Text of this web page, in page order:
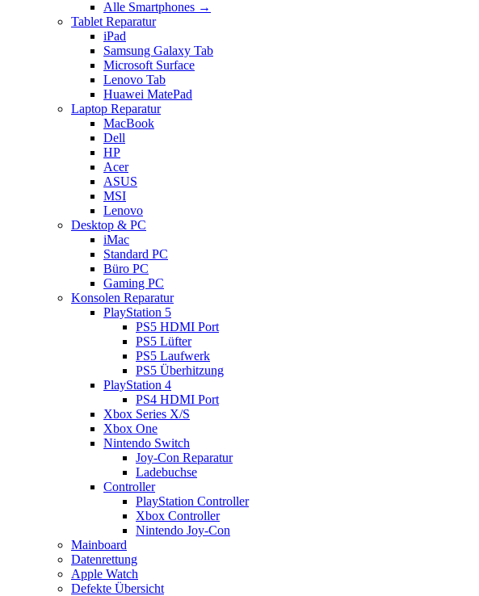
Alle Smartphones →
Tablet Reparatur
iPad
Samsung Galaxy Tab
Microsoft Surface
Lenovo Tab
Huawei MatePad
Laptop Reparatur
MacBook
Dell
HP
Acer
ASUS
MSI
Lenovo
Desktop & PC
iMac
Standard PC
Büro PC
Gaming PC
Konsolen Reparatur
PlayStation 5
PS5 HDMI Port
PS5 Lüfter
PS5 Laufwerk
PS5 Überhitzung
PlayStation 4
PS4 HDMI Port
Xbox Series X/S
Xbox One
Nintendo Switch
Joy-Con Reparatur
Ladebuchse
Controller
PlayStation Controller
Xbox Controller
Nintendo Joy-Con
Mainboard
Datenrettung
Apple Watch
Defekte Übersicht